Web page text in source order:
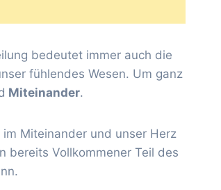
bedeutet immer auch die
fühlendes Wesen. Um ganz
Miteinander.
Miteinander und unser Herz
bereits Vollkommener Teil des